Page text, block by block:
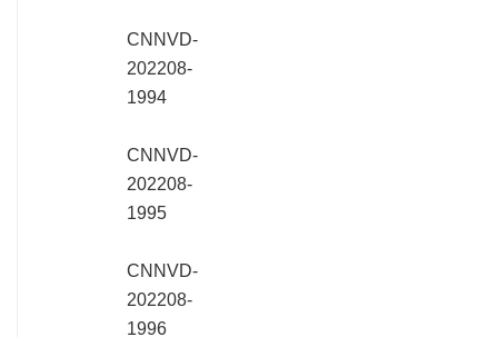
CNNVD-
202208-
1994
CNNVD-
202208-
1995
CNNVD-
202208-
1996